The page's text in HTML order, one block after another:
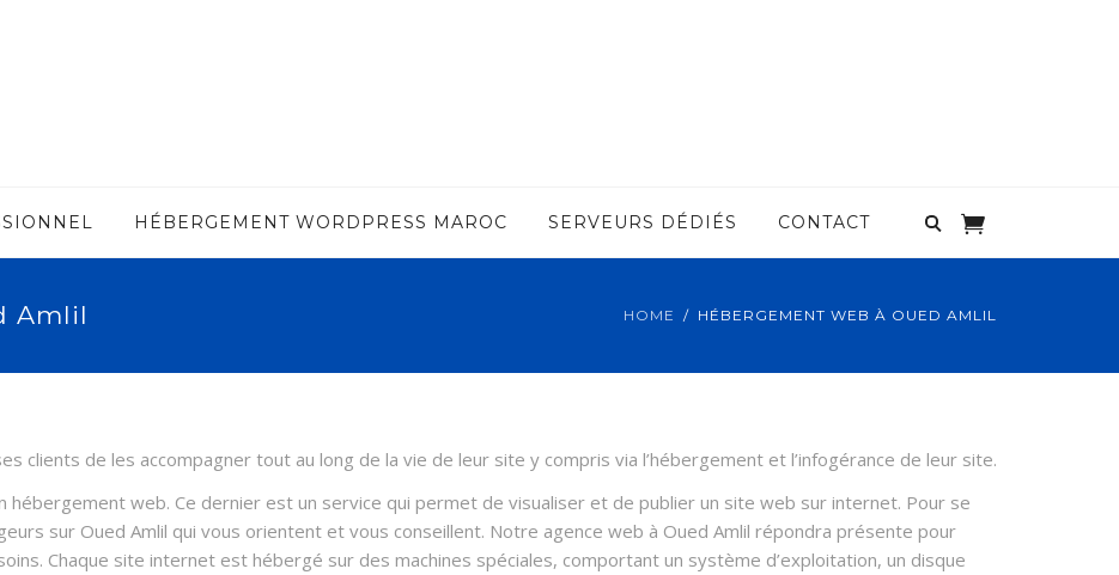
HÉBERGEMENT WORDPRESS MAROC SERVEURS DÉDIÉS CONTACT
Amlil HOME HÉBERGEMENT WEB À OUED AMLIL
clients de les accompagner tout au long de la vie de leur site y compris via l’hébergement et l’infogérance de leur site.
hébergement web. Ce dernier est un service qui permet de visualiser et de publier un site web sur internet. Pour se
sur Oued Amlil qui vous orientent et vous conseillent. Notre agence web à Oued Amlil répondra présente pour
Chaque site internet est hébergé sur des machines spéciales, comportant un système d’exploitation, un disque